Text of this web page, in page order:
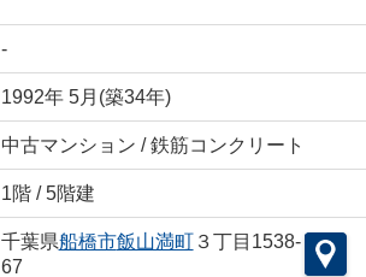
-
1992年 5月(築34年)
中古マンション / 鉄筋コンクリート
1階 / 5階建
千葉県船橋市飯山満町３丁目1538-
67